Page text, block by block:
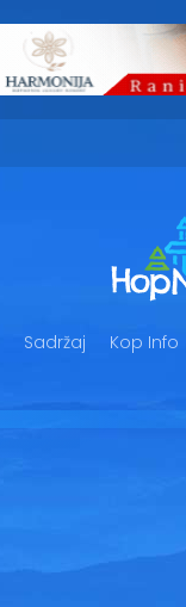
Sadržaj Kop Info